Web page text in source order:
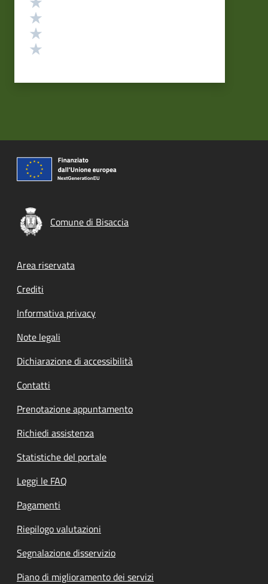
Comune di Bisaccia
Footer menu
Area riservata
Crediti
Informativa privacy
Note legali
Dichiarazione di accessibilità
Contatti
Prenotazione appuntamento
Richiedi assistenza
Statistiche del portale
Leggi le FAQ
Pagamenti
Riepilogo valutazioni
Segnalazione disservizio
Piano di miglioramento dei servizi